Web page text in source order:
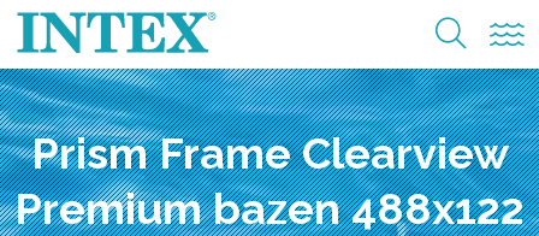
Prism Frame Clearview
Premium bazen 488x122